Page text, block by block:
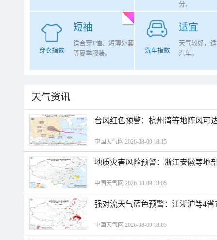
分。
短袖
穿衣指数
适合穿T恤、短薄外套
等夏季服装。
适宜
洗车指数
天气较好，
汽车。
天气资讯
台风红色预警：杭州湾等地阵风可
中国天气网 2026-08-09 18:15
地质灾害风险预警：浙江安徽等地
中国天气网 2026-08-09 18:05
强对流天气蓝色预警：江浙沪等4
中国天气网 2026-08-09 18:05